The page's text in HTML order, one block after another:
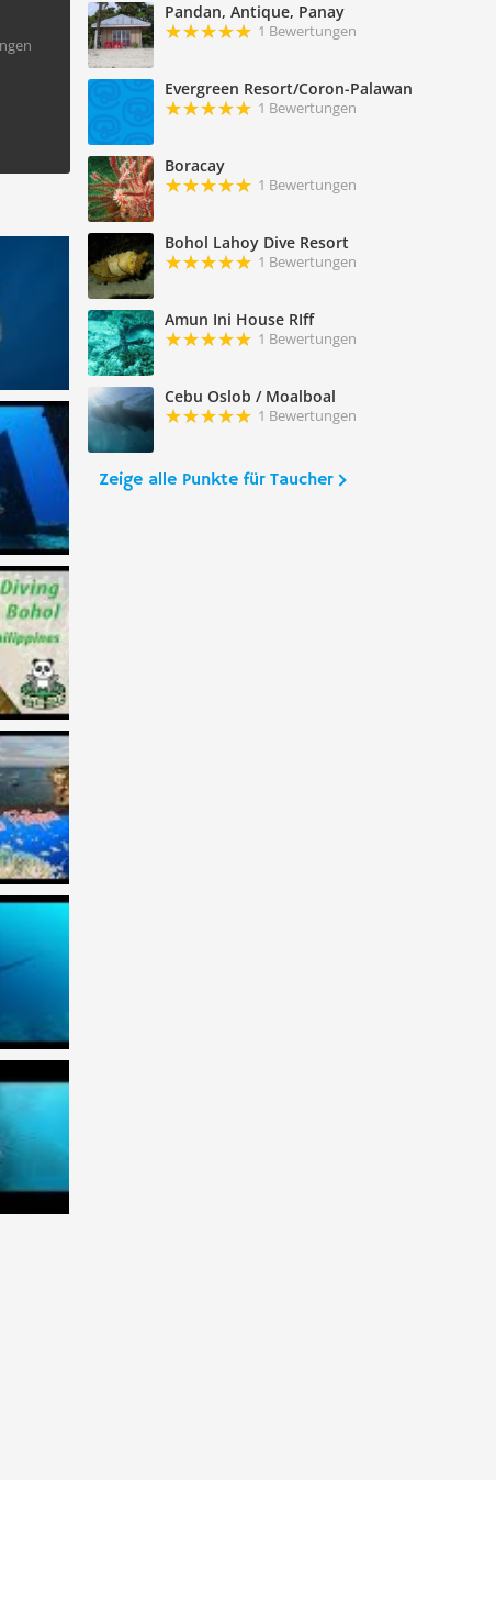
Pandan, Antique, Panay
1 Bewertungen
Evergreen Resort/Coron-Palawan
1 Bewertungen
Boracay
1 Bewertungen
Bohol Lahoy Dive Resort
1 Bewertungen
Amun Ini House RIff
1 Bewertungen
Cebu Oslob / Moalboal
1 Bewertungen
Zeige alle Punkte für Taucher